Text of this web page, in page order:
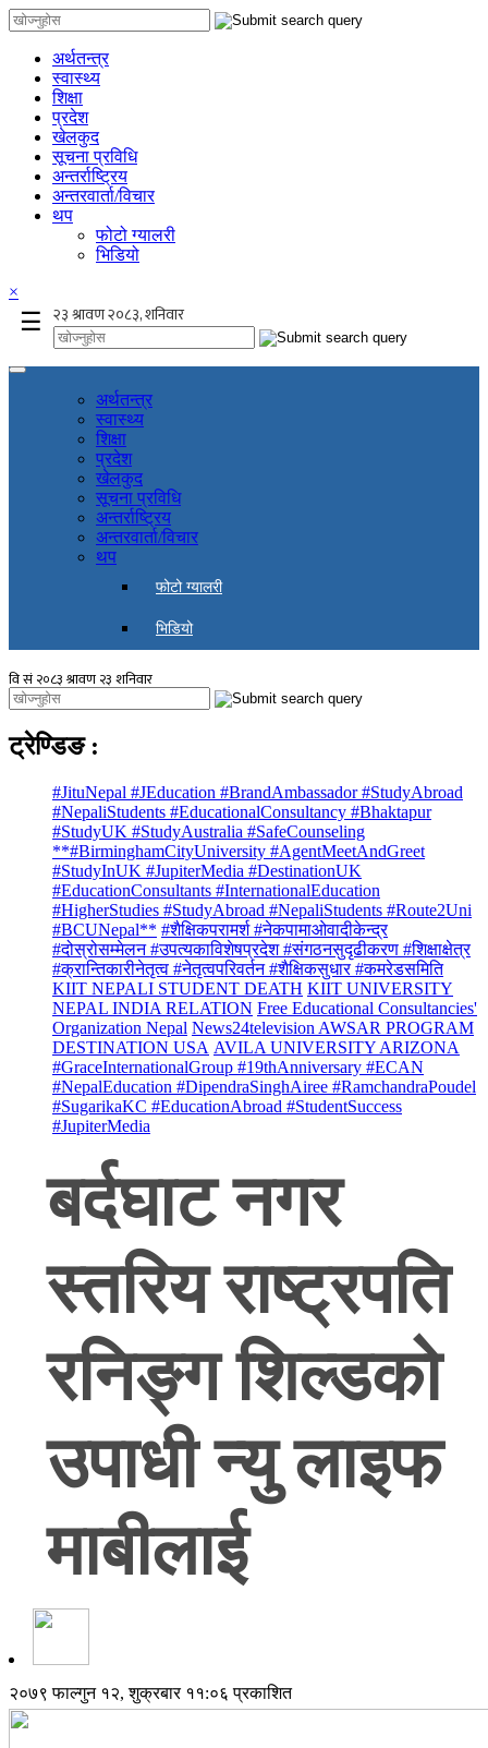
अर्थतन्त्र
स्वास्थ्य
शिक्षा
प्रदेश
खेलकुद
सूचना प्रविधि
अन्तर्राष्ट्रिय
अन्तरवार्ता/विचार
थप
फोटो ग्यालरी
भिडियो
×
☰
अर्थतन्त्र
स्वास्थ्य
शिक्षा
प्रदेश
खेलकुद
सूचना प्रविधि
अन्तर्राष्ट्रिय
अन्तरवार्ता/विचार
थप
फोटो ग्यालरी
भिडियो
ट्रेण्डिङ :
#JituNepal #JEducation #BrandAmbassador #StudyAbroad
#NepaliStudents #EducationalConsultancy #Bhaktapur
#StudyUK #StudyAustralia #SafeCounseling
**#BirminghamCityUniversity #AgentMeetAndGreet
#StudyInUK #JupiterMedia #DestinationUK
#EducationConsultants #InternationalEducation
#HigherStudies #StudyAbroad #NepaliStudents #Route2Uni
#BCUNepal** #शैक्षिकपरामर्श #नेकपामाओवादीकेन्द्र
#दोस्रोसम्मेलन #उपत्यकाविशेषप्रदेश #संगठनसुदृढीकरण #शिक्षाक्षेत्र
#क्रान्तिकारीनेतृत्व #नेतृत्वपरिवर्तन #शैक्षिकसुधार #कमरेडसमिति
KIIT NEPALI STUDENT DEATH KIIT UNIVERSITY
NEPAL INDIA RELATION Free Educational Consultancies'
Organization Nepal News24television AWSAR PROGRAM
DESTINATION USA AVILA UNIVERSITY ARIZONA
#GraceInternationalGroup #19thAnniversary #ECAN
#NepalEducation #DipendraSinghAiree #RamchandraPoudel
#SugarikaKC #EducationAbroad #StudentSuccess
#JupiterMedia
बर्दघाट नगर
स्तरिय राष्ट्रपति
रनिङ्ग शिल्डको
उपाधी न्यु लाइफ
माबीलाई
२०७९ फाल्गुन १२, शुक्रबार ११:०६ प्रकाशित